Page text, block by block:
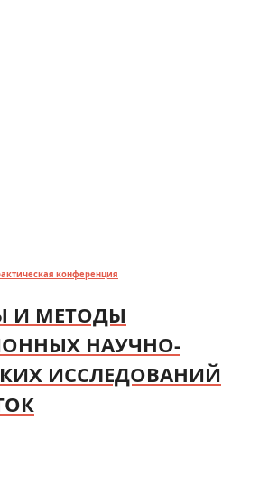
конференция
И МЕТОДЫ
НАУЧНО-
ИССЛЕДОВАНИЙ